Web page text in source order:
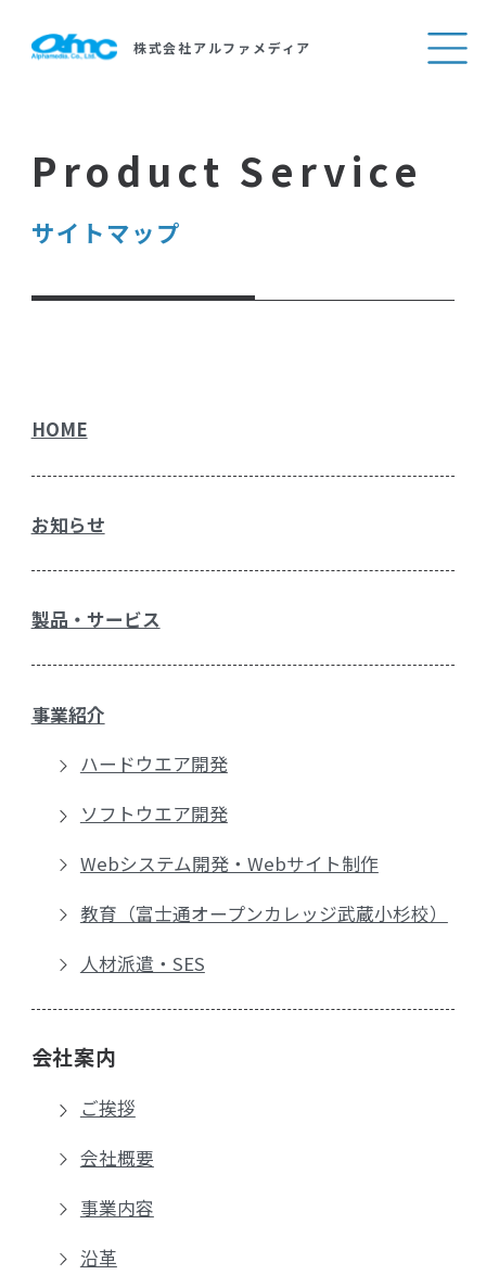
株式会社アルファメディア
ソフトウエア開発
（富士通オープンカレッジ武蔵小杉校）
会社案内
事業内容
沿革
サイトマップ
HOME
お知らせ
製品・サービス
事業紹介
ハードウエア開発
ソフトウエア開発
Webシステム開発・Webサイト制作
教育（富士通オープンカレッジ武蔵小杉校）
人材派遣・SES
会社案内
ご挨拶
会社概要
事業内容
沿革